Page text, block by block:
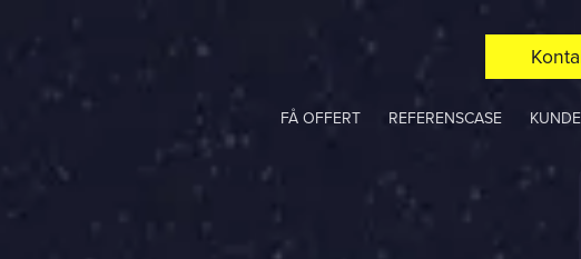
FÅ OFFERT REFERENSCASE